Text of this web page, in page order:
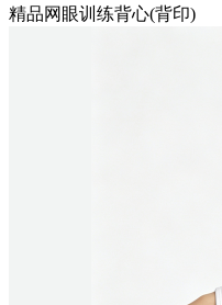
精品网眼训练背心(背印)